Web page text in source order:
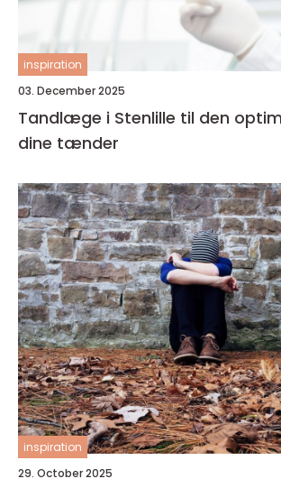
inspiration
03. December 2025
Tandlæge i Stenlille til den
dine tænder
inspiration
29. October 2025